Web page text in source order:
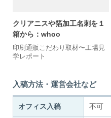
クリアニスや箔加工名刺を１
箱から：whoo
印刷通販こだわり取材〜工場見
学レポート
入稿方法・運営会社など
オフィス入稿 不可